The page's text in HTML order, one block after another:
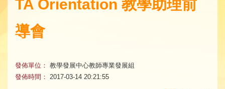
TA Orientation 教學助理前
導會
發佈單位： 教學發展中心教師專業發展組
發佈時間：
2017-03-14 20:21:55